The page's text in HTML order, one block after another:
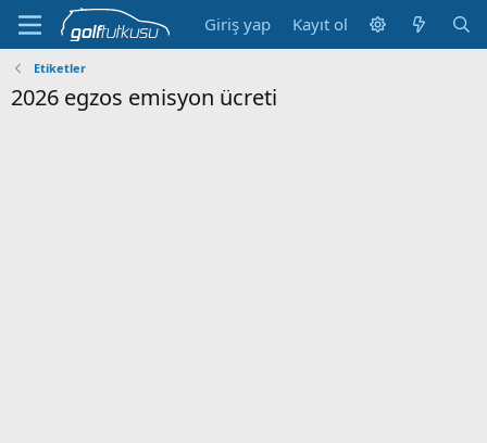
Giriş yap Kayıt ol
Etiketler
2026 egzos emisyon ücreti